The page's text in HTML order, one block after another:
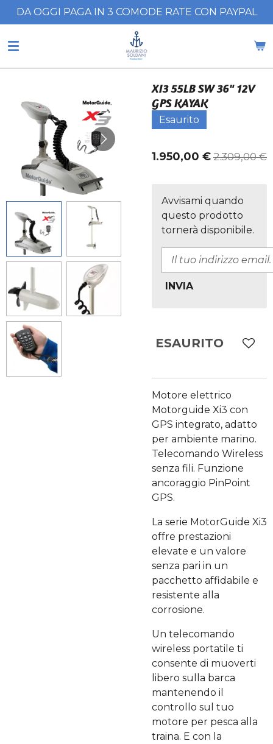
Vai
al
contenuto
DA OGGI PAGA IN 3 COMODE RATE CON PAYPAL
XI3 55LB SW 36" 12V
GPS KAYAK
Esaurito
1.950,00 € 2.309,00 €
Avvisami quando
questo prodotto
tornerà disponibile.
INVIA
ESAURITO
Motore elettrico
Motorguide Xi3 con
GPS integrato, adatto
per ambiente marino.
Telecomando Wireless
senza fili. Funzione
ancoraggio PinPoint
GPS.
La serie MotorGuide Xi3
offre prestazioni
elevate e un valore
senza pari in un
pacchetto affidabile e
resistente alla
corrosione.
Un telecomando
wireless portatile ti
consente di muoverti
libero sulla barca
mantenendo il
controllo sul tuo
motore per pesca alla
traina. E con la